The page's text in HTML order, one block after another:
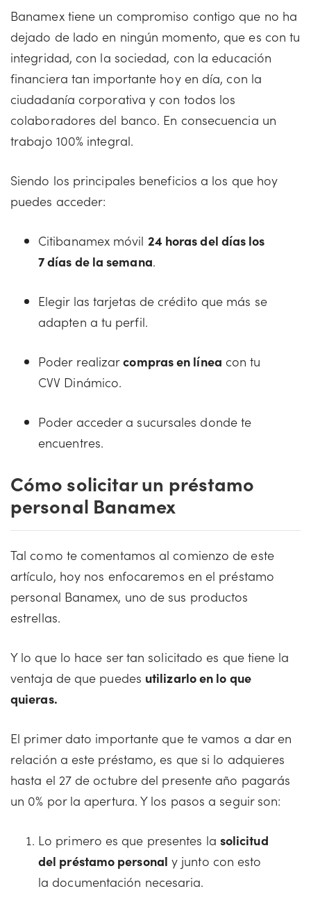
Banamex tiene un compromiso contigo que no ha
dejado de lado en ningún momento, que es con tu
integridad, con la sociedad, con la educación
financiera tan importante hoy en día, con la
ciudadanía corporativa y con todos los
colaboradores del banco. En consecuencia un
trabajo 100% integral.
Siendo los principales beneficios a los que hoy
puedes acceder:
Citibanamex móvil 24 horas del días los
7 días de la semana.
Elegir las tarjetas de crédito que más se
adapten a tu perfil.
Poder realizarcompras en línea con tu
CVV Dinámico.
Poder acceder a sucursales donde te
encuentres.
Cómo solicitar un préstamo
personal Banamex
Tal como te comentamos al comienzo de este
artículo, hoy nos enfocaremos en el préstamo
personal Banamex, uno de sus productos
estrellas.
Y lo que lo hace ser tan solicitado es que tiene la
ventaja de que puedes utilizarlo en lo que
quieras.
El primer dato importante que te vamos a dar en
relación a este préstamo, es que si lo adquieres
hasta el 27 de octubre del presente año pagarás
un 0% por la apertura. Y los pasos a seguir son:
Lo primero es que presentes la solicitud
del préstamo personal y junto con esto
la documentación necesaria.